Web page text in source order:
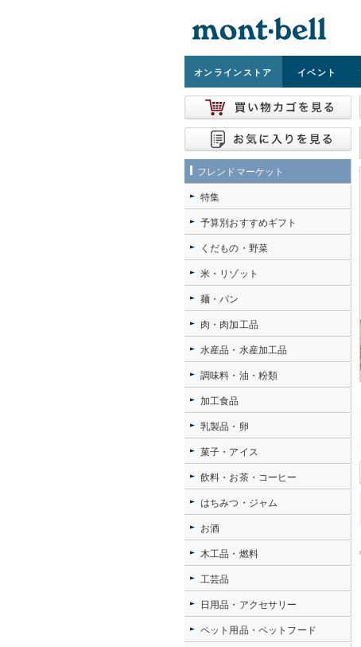
オンラインストア イベント
フレンドマーケット
特集
予算別おすすめギフト
くだもの・野菜
米・リゾット
麺・パン
肉・肉加工品
水産品・水産加工品
調味料・油・粉類
加工食品
乳製品・卵
菓子・アイス
飲料・お茶・コーヒー
はちみつ・ジャム
お酒
木工品・燃料
工芸品
日用品・アクセサリー
ペット用品・ペットフード